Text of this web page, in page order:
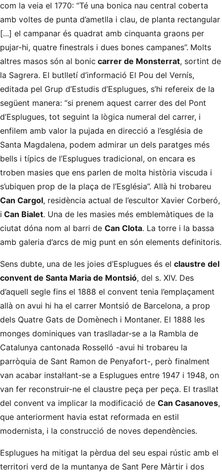
com la veia el 1770: “Té una bonica nau central coberta
amb voltes de punta d’ametlla i clau, de planta rectangular
[...] el campanar és quadrat amb cinquanta graons per
pujar-hi, quatre finestrals i dues bones campanes”. Molts
altres masos són al bonic carrer de Monsterrat, sortint de
la Sagrera. El butlletí d’informació El Pou del Vernís,
editada pel Grup d’Estudis d’Esplugues, s’hi refereix de la
següent manera: “si prenem aquest carrer des del Pont
d’Esplugues, tot seguint la lògica numeral del carrer, i
enfilem amb valor la pujada en direcció a l’església de
Santa Magdalena, podem admirar un dels paratges més
bells i típics de l’Esplugues tradicional, on encara es
troben masies que ens parlen de molta història viscuda i
s’ubiquen prop de la plaça de l’Església”. Allà hi trobareu
Can Cargol, residència actual de l’escultor Xavier Corberó,
i Can Bialet. Una de les masies més emblemàtiques de la
ciutat dóna nom al barri de Can Clota. La torre i la bassa
amb galeria d’arcs de mig punt en són elements definitoris.
Sens dubte, una de les joies d’Esplugues és el claustre del
convent de Santa Maria de Montsió, del s. XIV. Des
d’aquell segle fins el 1888 el convent tenia l’emplaçament
allà on avui hi ha el carrer Montsió de Barcelona, a prop
dels Quatre Gats de Domènech i Montaner. El 1888 les
monges dominiques van traslladar-se a la Rambla de
Catalunya cantonada Rosselló -avui hi trobareu la
parròquia de Sant Ramon de Penyafort-, però finalment
van acabar instal·lant-se a Esplugues entre 1947 i 1948, on
van fer reconstruir-ne el claustre peça per peça. El trasllat
del convent va implicar la modificació de Can Casanoves,
que anteriorment havia estat reformada en estil
modernista, i la construcció de noves dependències.
Esplugues ha mitigat la pèrdua del seu espai rústic amb el
territori verd de la muntanya de Sant Pere Màrtir i dos